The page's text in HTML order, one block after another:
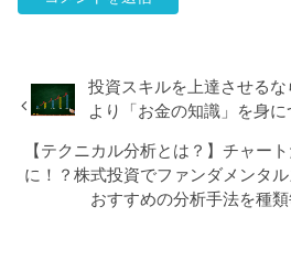
投資スキルを上達させる
より「お金の知識」を身に
【テクニカル分析とは？】チャー
に！？株式投資でファンダメンタ
おすすめの分析手法を種類